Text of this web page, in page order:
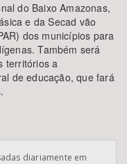
do Baixo Amazonas,
e da Secad vão
dos municípios para
Também será
territórios a
de educação, que fará
diariamente em